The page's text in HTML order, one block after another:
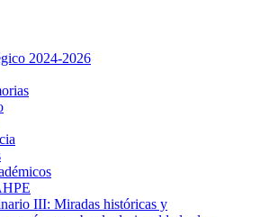
2024-2026
III: Miradas históricas y